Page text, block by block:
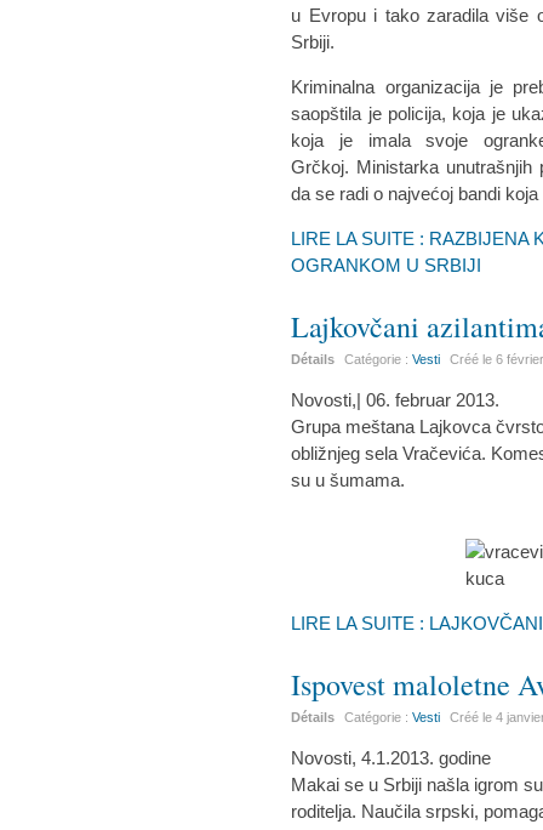
u Evropu i tako zaradila više
Srbiji.
Kriminalna organizacija je
saopštila je policija, koja je
koja je imala svoje
Grčkoj. Ministarka unutrašnjih
da se radi o najvećoj bandi
LIRE LA SUITE : RAZBIJENA
OGRANKOM U SRBIJI
Lajkovčani
Détails Catégorie :Vesti Créé le6
Novosti,| 06. februar 2013.
Grupa meštana Lajkovca
obližnjeg sela Vračevića.
su u šumama.
LIRE LA SUITE :
Ispovest maloletne
Détails Catégorie :Vesti Créé le4
Novosti, 4.1.2013. godine
Makai se u Srbiji našla igrom
roditelja. Naučila srpski,